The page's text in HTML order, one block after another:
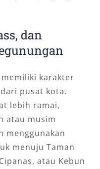
dan
memiliki karakter
pusat kota.
lebih ramai,
atau musim
menggunakan
menuju Taman
atau Kebun